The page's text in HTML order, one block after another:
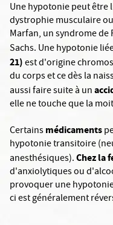
Une hypotonie peut être
dystrophie musculaire
Marfan, un syndrome de
Sachs. Une hypotonie
21)est d'origine
du corps et ce dès la
aussi faire suite à un
elle ne touche que la
Certainsmédicaments
hypotonie transitoire
anesthésiques).Chez la
d'anxiolytiques ou
provoquer une
ci est généralement